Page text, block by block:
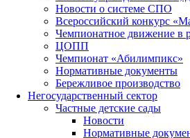
Новости о системе СПО
Всероссийский конкурс
Чемпионатное движение в
ЦОПП
Чемпионат «Абилимпикс»
Нормативные документы
Бережливое производство
Негосударственный сектор
Частные детские сады
Новости
Нормативные